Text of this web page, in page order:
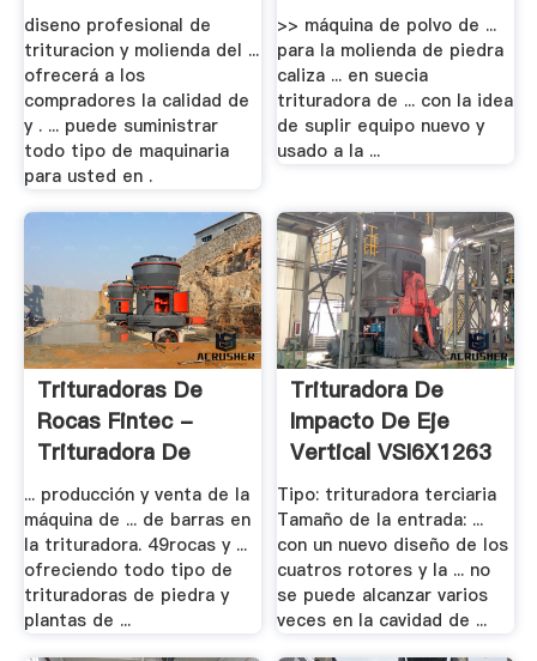
diseno profesional de
trituracion y molienda del ...
ofrecerá a los
compradores la calidad de
y . ... puede suministrar
todo tipo de maquinaria
para usted en .
>> máquina de polvo de ...
para la molienda de piedra
caliza ... en suecia
trituradora de ... con la idea
de suplir equipo nuevo y
usado a la ...
Trituradoras De
Rocas Fintec -
Trituradora De
Cono
... producción y venta de la
máquina de ... de barras en
la trituradora. 49rocas y ...
ofreciendo todo tipo de
trituradoras de piedra y
plantas de ...
Trituradora De
Impacto De Eje
Vertical VSI6X1263
.
Tipo: trituradora terciaria
Tamaño de la entrada: ...
con un nuevo diseño de los
cuatros rotores y la ... no
se puede alcanzar varios
veces en la cavidad de ...